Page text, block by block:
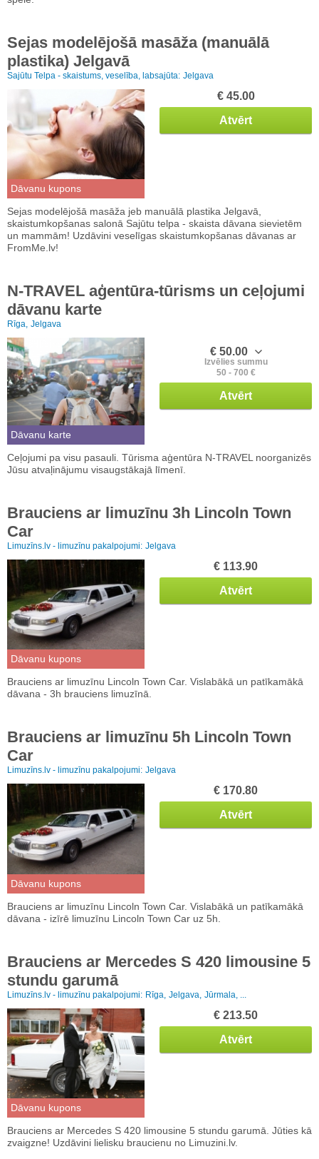
Sejas modelējošā masāža (manuālā
plastika) Jelgavā
Sajūtu Telpa - skaistums, veselība, labsajūta: Jelgava
Dāvanu kupons
€ 45.00
Atvērt
Sejas modelējošā masāža jeb manuālā plastika Jelgavā,
skaistumkopšanas salonā Sajūtu telpa - skaista dāvana sievietēm
un mammām! Uzdāvini veselīgas skaistumkopšanas dāvanas ar
FromMe.lv!
N-TRAVEL aģentūra-tūrisms un ceļojumi
dāvanu karte
Rīga, Jelgava
Dāvanu karte
€ 50.00
Izvēlies summu
50 - 700 €
Atvērt
Ceļojumi pa visu pasauli. Tūrisma aģentūra N-TRAVEL noorganizēs
Jūsu atvaļinājumu visaugstākajā līmenī.
Brauciens ar limuzīnu 3h Lincoln Town
Car
Limuzīns.lv - limuzīnu pakalpojumi: Jelgava
Dāvanu kupons
€ 113.90
Atvērt
Brauciens ar limuzīnu Lincoln Town Car. Vislabākā un patīkamākā
dāvana - 3h brauciens limuzīnā.
Brauciens ar limuzīnu 5h Lincoln Town
Car
Limuzīns.lv - limuzīnu pakalpojumi: Jelgava
Dāvanu kupons
€ 170.80
Atvērt
Brauciens ar limuzīnu Lincoln Town Car. Vislabākā un patīkamākā
dāvana - izīrē limuzīnu Lincoln Town Car uz 5h.
Brauciens ar Mercedes S 420 limousine 5
stundu garumā
Limuzīns.lv - limuzīnu pakalpojumi: Rīga, Jelgava, Jūrmala, ...
Dāvanu kupons
€ 213.50
Atvērt
Brauciens ar Mercedes S 420 limousine 5 stundu garumā. Jūties kā
zvaigzne! Uzdāvini lielisku braucienu no Limuzini.lv.